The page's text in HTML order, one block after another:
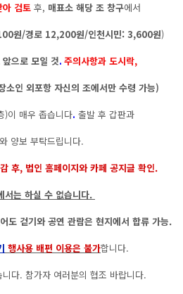
아 검토 후, 매표소 해당 조 창구에서
원/경로 12,200원/인천시민: 3,600원)
으로 모일 것. 주의사항과 도시락,
소인 외포항 자신의 조에서만 수령 가능)
이 매우 좁습니다. 출발 후 갑판과
양보 부탁드립니다.
후, 법인 홈페이지와 카페 공지글 확인.
서는 하실 수 없습니다.
도 걷기와 공연 관람은 현지에서 합류 가능.
행사용 배편 이용은 불가합니다.
다. 참가자 여러분의 협조 바랍니다.